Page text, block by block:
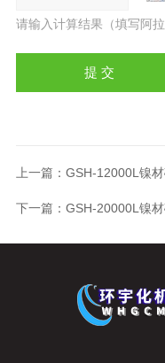
请输入计算结果（填写阿
上一篇： GSH-12000L镍
下一篇： GSH-20000L镍